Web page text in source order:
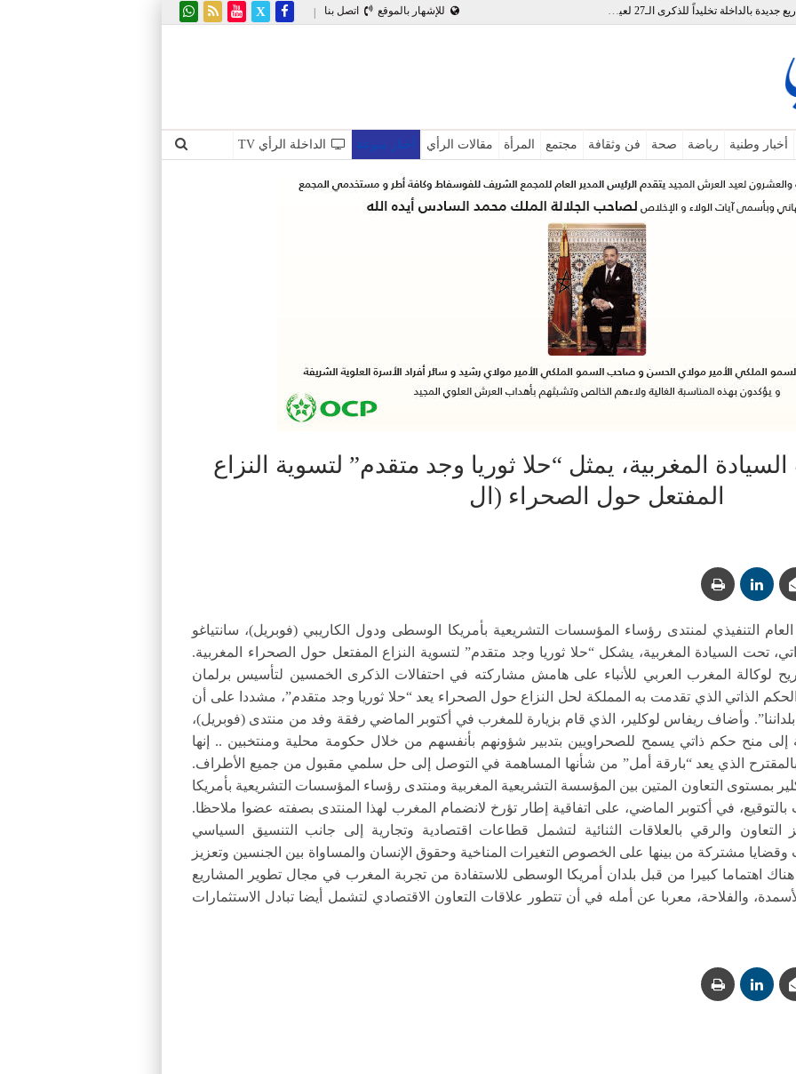
اتصل بنا للإشهار بالموقع بالفيديو : تدشين وإطلاق مشاريع جديدة بالداخلة تخليداً للذكرى الـ27 لعيد العرش
أخبار وطنية رياضة صحة فن وثقافة مجتمع المرأة مقالات الرأي أخبار منوعة الداخلة الرأي TV
المغربية، يمثل “حلا ثوريا وجد متقدم” لتسوية النزاع
المفتعل حول الصحراء (ال
أكد الأمين العام التنفيذي لمنتدى رؤساء المؤسسات التشريعية بأمريكا الوسطى ودول الكاريبي (فوبريل)، سانتياغو
تحت السيادة المغربية، يشكل “حلا ثوريا وجد متقدم” لتسوية النزاع المفتعل حول الصحراء المغربية.
لوكالة المغرب العربي للأنباء على هامش مشاركته في احتفالات الذكرى الخمسين لتأسيس برلمان
الحكم الذاتي الذي تقدمت به المملكة لحل النزاع حول الصحراء يعد “حلا ثوريا وجد متقدم”، مشددا على أن
وأضاف ريفاس لوكلير، الذي قام بزيارة للمغرب في أكتوبر الماضي رفقة وفد من منتدى (فوبريل)،
إلى منح حكم ذاتي يسمح للصحراويين بتدبير شؤونهم بأنفسهم من خلال حكومة محلية ومنتخبين .. إنها
بالمقترح الذي يعد “بارقة أمل” من شأنها المساهمة في التوصل إلى حل سلمي مقبول من جميع الأطراف.
بمستوى التعاون المتين بين المؤسسة التشريعية المغربية ومنتدى رؤساء المؤسسات التشريعية بأمريكا
في أكتوبر الماضي، على اتفاقية إطار تؤرخ لانضمام المغرب لهذا المنتدى بصفته عضوا ملاحظا.
التعاون والرقي بالعلاقات الثنائية لتشمل قطاعات اقتصادية وتجارية إلى جانب التنسيق السياسي
وقضايا مشتركة من بينها على الخصوص التغيرات المناخية وحقوق الإنسان والمساواة بين الجنسين وتعزيز
اهتماما كبيرا من قبل بلدان أمريكا الوسطى للاستفادة من تجربة المغرب في مجال تطوير المشاريع
والفلاحة، معربا عن أمله في أن تتطور علاقات التعاون الاقتصادي لتشمل أيضا تبادل الاستثمارات